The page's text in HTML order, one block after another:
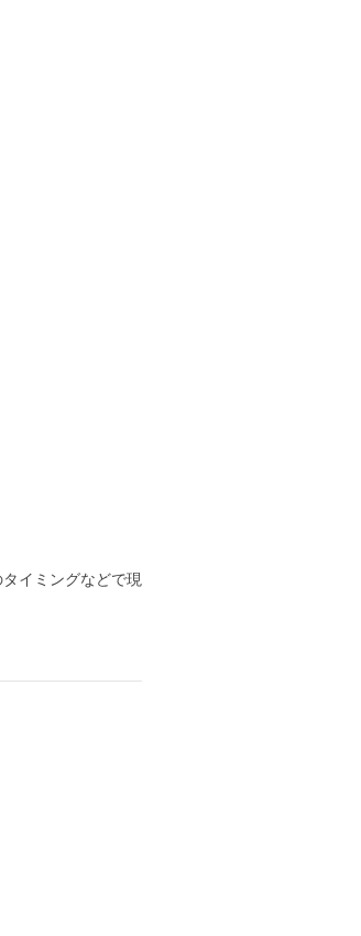
イミングなどで現